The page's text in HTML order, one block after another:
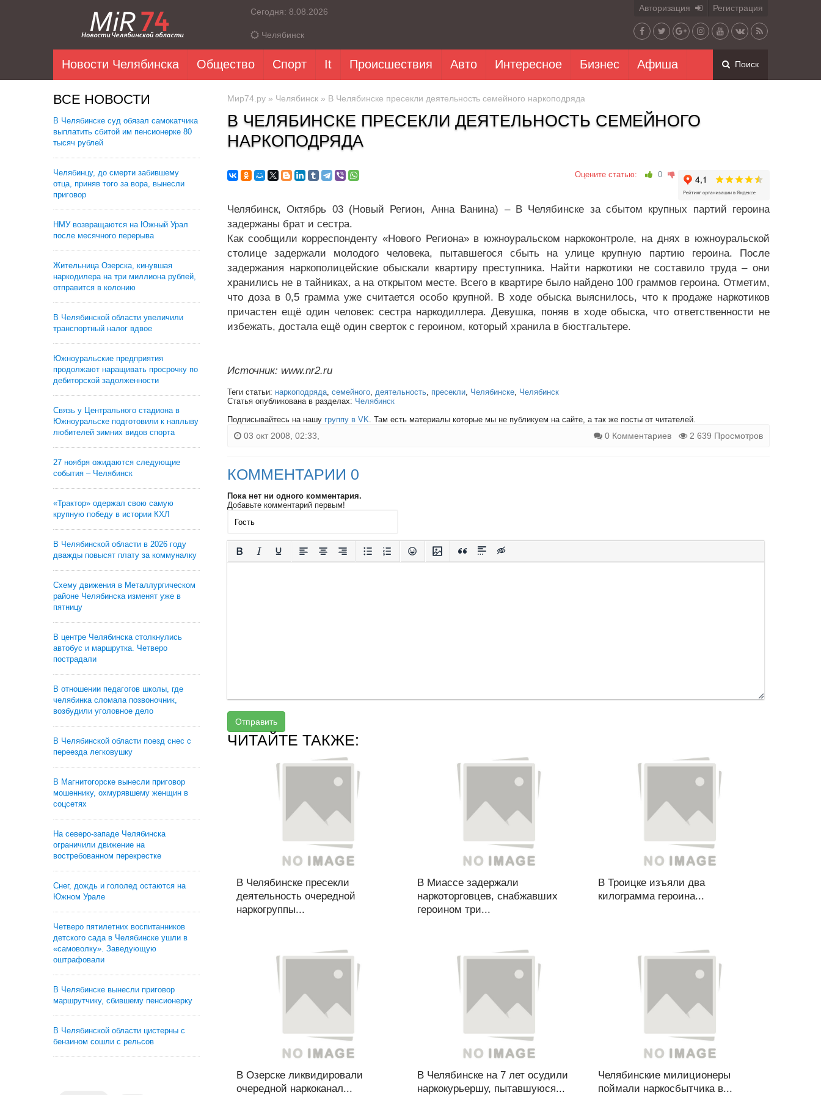
Сегодня: 8.08.2026
Челябинск
Авторизация Регистрация
Новости Челябинска Общество Спорт It Происшествия Авто Интересное Бизнес Афиша Поиск
ВСЕ НОВОСТИ
В Челябинске суд обязал самокатчика
выплатить сбитой им пенсионерке 80
тысяч рублей
Челябинцу, до смерти забившему
отца, приняв того за вора, вынесли
приговор
НМУ возвращаются на Южный Урал
после месячного перерыва
Жительница Озерска, кинувшая
наркодилера на три миллиона рублей,
отправится в колонию
В Челябинской области увеличили
транспортный налог вдвое
Южноуральские предприятия
продолжают наращивать просрочку по
дебиторской задолженности
Связь у Центрального стадиона в
Южноуральске подготовили к наплыву
любителей зимних видов спорта
27 ноября ожидаются следующие
события – Челябинск
«Трактор» одержал свою самую
крупную победу в истории КХЛ
В Челябинской области в 2026 году
дважды повысят плату за коммуналку
Схему движения в Металлургическом
районе Челябинска изменят уже в
пятницу
В центре Челябинска столкнулись
автобус и маршрутка. Четверо
пострадали
В отношении педагогов школы, где
челябинка сломала позвоночник,
возбудили уголовное дело
В Челябинской области поезд снес с
переезда легковушку
В Магнитогорске вынесли приговор
мошеннику, охмурявшему женщин в
соцсетях
На северо-западе Челябинска
ограничили движение на
востребованном перекрестке
Снег, дождь и гололед остаются на
Южном Урале
Четверо пятилетних воспитанников
детского сада в Челябинске ушли в
«самоволку». Заведующую
оштрафовали
В Челябинске вынесли приговор
маршрутчику, сбившему пенсионерку
В Челябинской области цистерны с
бензином сошли с рельсов
Мир74.ру » Челябинск » В Челябинске пресекли деятельность семейного наркоподряда
В ЧЕЛЯБИНСКЕ ПРЕСЕКЛИ ДЕЯТЕЛЬНОСТЬ СЕМЕЙНОГО
НАРКОПОДРЯДА
Оцените статью: 0
Челябинск, Октябрь 03 (Новый Регион, Анна Ванина) – В Челябинске за сбытом крупных партий героина
задержаны брат и сестра.
Как сообщили корреспонденту «Нового Региона» в южноуральском наркоконтроле, на днях в южноуральской
столице задержали молодого человека, пытавшегося сбыть на улице крупную партию героина. После
задержания наркополицейские обыскали квартиру преступника. Найти наркотики не составило труда – они
хранились не в тайниках, а на открытом месте. Всего в квартире было найдено 100 граммов героина. Отметим,
что доза в 0,5 грамма уже считается особо крупной. В ходе обыска выяснилось, что к продаже наркотиков
причастен ещё один человек: сестра наркодиллера. Девушка, поняв в ходе обыска, что ответственности не
избежать, достала ещё один сверток с героином, который хранила в бюстгальтере.
Источник: www.nr2.ru
Теги статьи: наркоподряда, семейного, деятельность, пресекли, Челябинске, Челябинск
Статья опубликована в разделах: Челябинск
Подписывайтесь на нашу группу в VK. Там есть материалы которые мы не публикуем на сайте, а так же посты от читателей.
03 окт 2008, 02:33, 0 Комментариев 2 639 Просмотров
КОММЕНТАРИИ 0
Пока нет ни одного комментария.
Добавьте комментарий первым!
Отправить
ЧИТАЙТЕ ТАКЖЕ:
В Челябинске пресекли
деятельность очередной
наркогруппы...
В Миассе задержали
наркоторговцев, снабжавших
героином три...
В Троицке изъяли два
килограмма героина...
В Озерске ликвидировали
очередной наркоканал...
В Челябинске на 7 лет осудили
наркокурьершу, пытавшуюся...
Челябинские милиционеры
поймали наркосбытчика в...